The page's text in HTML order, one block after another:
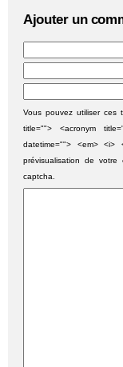
Ajouter un
Vous pouvez utiliser ces
title=""> <acronym
datetime=""> <em> <i>
prévisualisation de
captcha.